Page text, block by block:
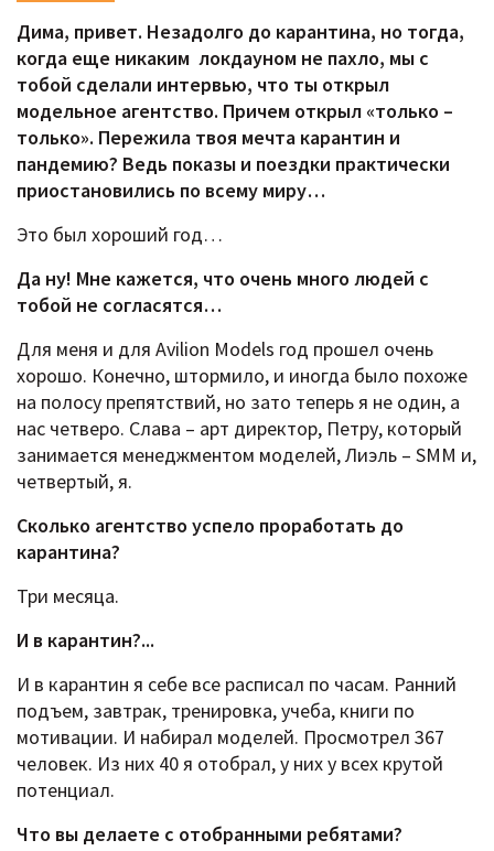
Дима, привет. Незадолго до карантина, но тогда,
когда еще никаким локдауном не пахло, мы с
тобой сделали интервью, что ты открыл
модельное агентство. Причем открыл «только –
только». Пережила твоя мечта карантин и
пандемию? Ведь показы и поездки практически
приостановились по всему миру…
Это был хороший год…
Да ну! Мне кажется, что очень много людей с
тобой не согласятся…
Для меня и для Avilion Models год прошел очень
хорошо. Конечно, штормило, и иногда было похоже
на полосу препятствий, но зато теперь я не один, а
нас четверо. Слава – арт директор, Петру, который
занимается менеджментом моделей, Лиэль – SMM и,
четвертый, я.
Сколько агентство успело проработать до
карантина?
Три месяца.
И в карантин?...
И в карантин я себе все расписал по часам. Ранний
подъем, завтрак, тренировка, учеба, книги по
мотивации. И набирал моделей. Просмотрел 367
человек. Из них 40 я отобрал, у них у всех крутой
потенциал.
Что вы делаете с отобранными ребятами?